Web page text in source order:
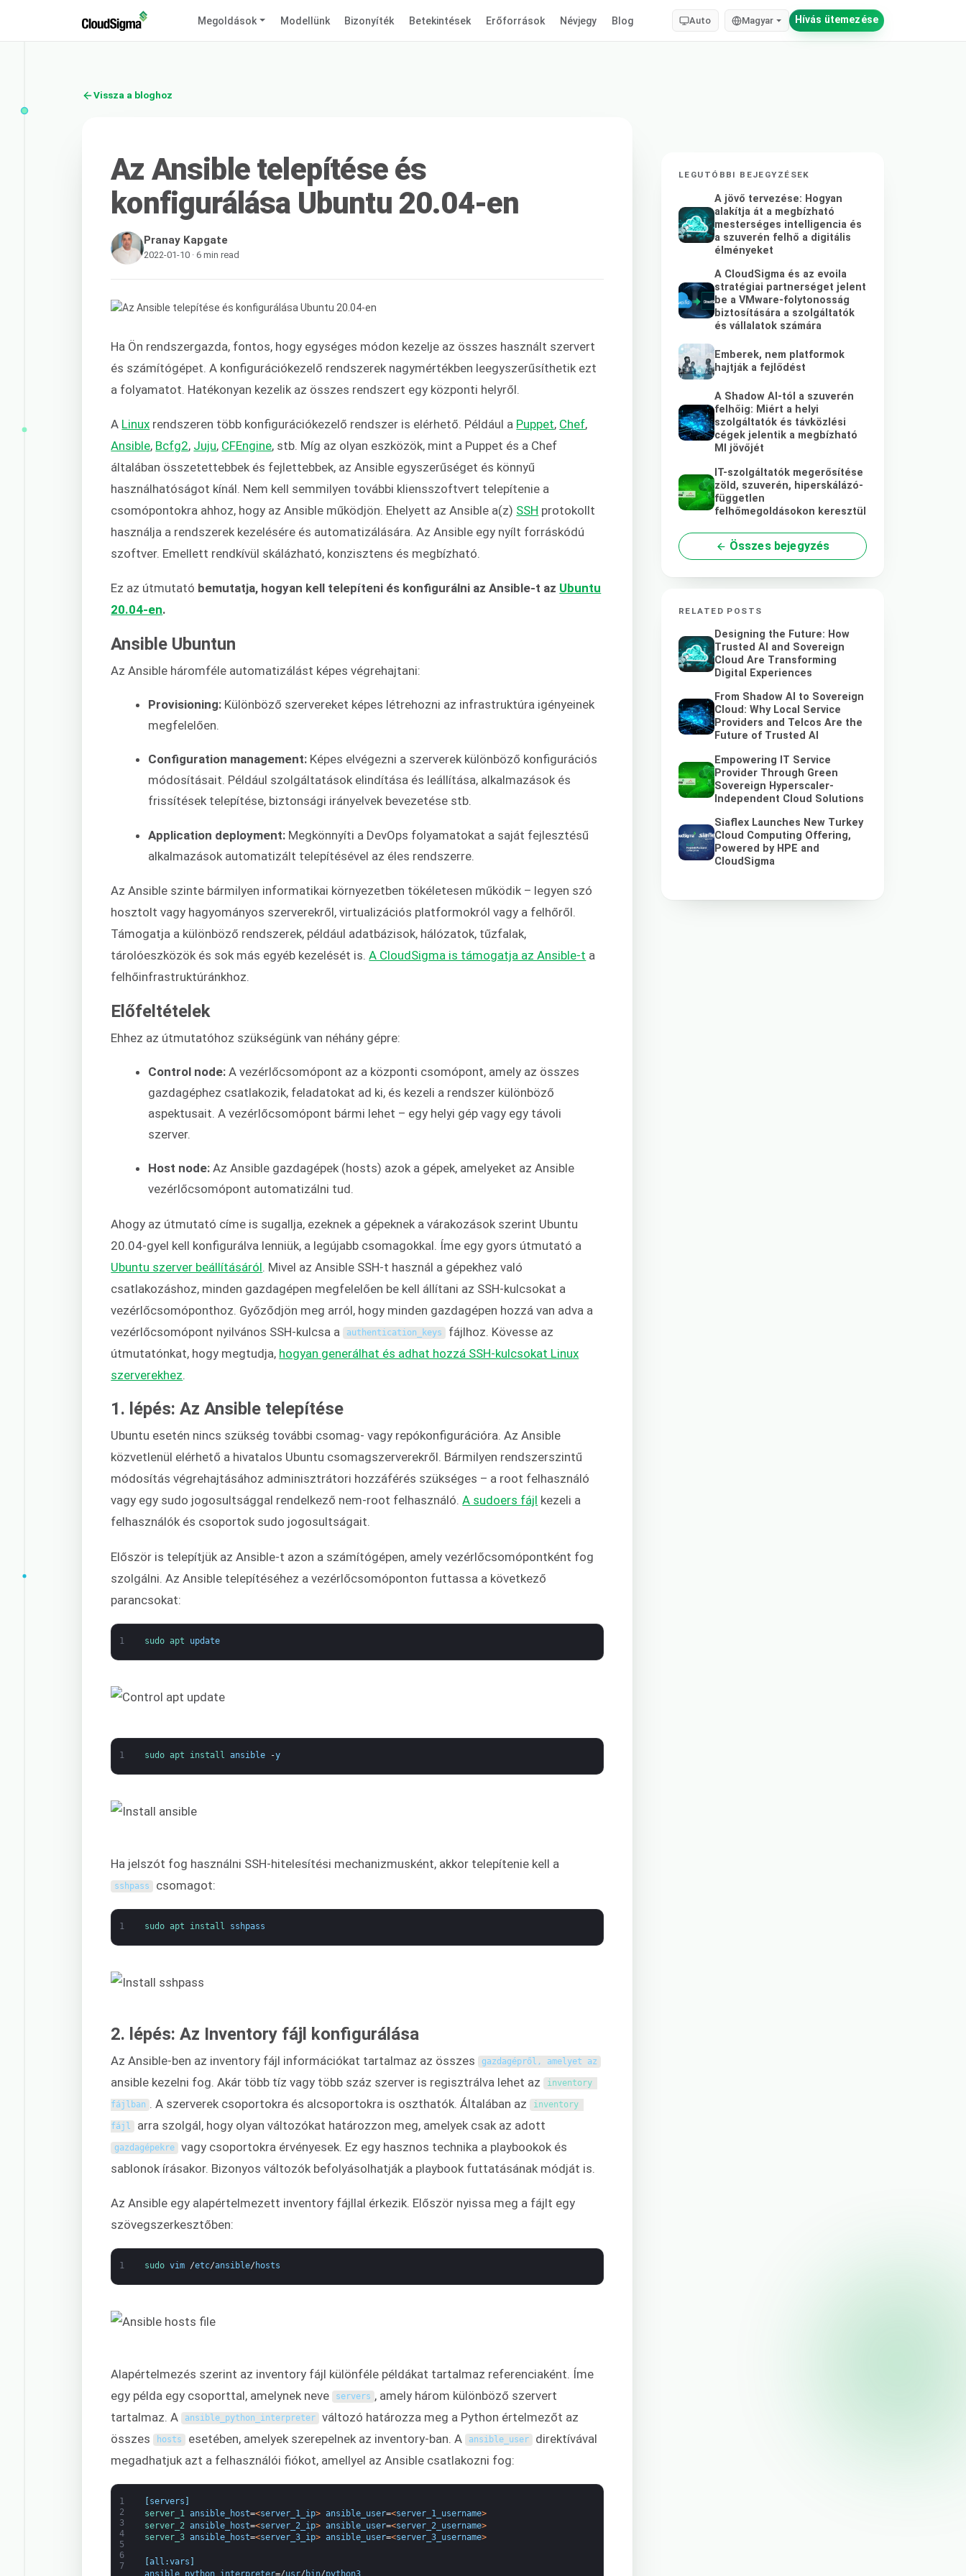
Megoldások Modellünk Bizonyíték Betekintések Erőforrások Névjegy Blog Auto Magyar Hívás ütemezése
Vissza a bloghoz
Az Ansible telepítése és
konfigurálása Ubuntu 20.04-en
Pranay Kapgate
2022-01-10 · 6 min read
Ha Ön rendszergazda, fontos, hogy egységes módon kezelje az összes használt szervert
és számítógépet. A konfigurációkezelő rendszerek nagymértékben leegyszerűsíthetik ezt
a folyamatot. Hatékonyan kezelik az összes rendszert egy központi helyről.
A Linux rendszeren több konfigurációkezelő rendszer is elérhető. Például a Puppet, Chef,
Ansible, Bcfg2, Juju, CFEngine, stb. Míg az olyan eszközök, mint a Puppet és a Chef
általában összetettebbek és fejlettebbek, az Ansible egyszerűséget és könnyű
használhatóságot kínál. Nem kell semmilyen további kliensszoftvert telepítenie a
csomópontokra ahhoz, hogy az Ansible működjön. Ehelyett az Ansible a(z) SSH protokollt
használja a rendszerek kezelésére és automatizálására. Az Ansible egy nyílt forráskódú
szoftver. Emellett rendkívül skálázható, konzisztens és megbízható.
Ez az útmutató bemutatja, hogyan kell telepíteni és konfigurálni az Ansible-t az Ubuntu
20.04-en.
Ansible Ubuntun
Az Ansible háromféle automatizálást képes végrehajtani:
Provisioning: Különböző szervereket képes létrehozni az infrastruktúra igényeinek
megfelelően.
Configuration management: Képes elvégezni a szerverek különböző konfigurációs
módosításait. Például szolgáltatások elindítása és leállítása, alkalmazások és
frissítések telepítése, biztonsági irányelvek bevezetése stb.
Application deployment: Megkönnyíti a DevOps folyamatokat a saját fejlesztésű
alkalmazások automatizált telepítésével az éles rendszerre.
Az Ansible szinte bármilyen informatikai környezetben tökéletesen működik – legyen szó
hosztolt vagy hagyományos szerverekről, virtualizációs platformokról vagy a felhőről.
Támogatja a különböző rendszerek, például adatbázisok, hálózatok, tűzfalak,
tárolóeszközök és sok más egyéb kezelését is.A CloudSigma is támogatja az Ansible-t a
felhőinfrastruktúránkhoz.
Előfeltételek
Ehhez az útmutatóhoz szükségünk van néhány gépre:
Control node: A vezérlőcsomópont az a központi csomópont, amely az összes
gazdagéphez csatlakozik, feladatokat ad ki, és kezeli a rendszer különböző
aspektusait. A vezérlőcsomópont bármi lehet – egy helyi gép vagy egy távoli
szerver.
Host node: Az Ansible gazdagépek (hosts) azok a gépek, amelyeket az Ansible
vezérlőcsomópont automatizálni tud.
Ahogy az útmutató címe is sugallja, ezeknek a gépeknek a várakozások szerint Ubuntu
20.04-gyel kell konfigurálva lenniük, a legújabb csomagokkal. Íme egy gyors útmutató a
Ubuntu szerver beállításáról . Mivel az Ansible SSH-t használ a gépekhez való
csatlakozáshoz, minden gazdagépen megfelelően be kell állítani az SSH-kulcsokat a
vezérlőcsomóponthoz. Győződjön meg arról, hogy minden gazdagépen hozzá van adva a
vezérlőcsomópont nyilvános SSH-kulcsa a authentication_keys fájlhoz. Kövesse az
útmutatónkat, hogy megtudja, hogyan generálhat és adhat hozzá SSH-kulcsokat Linux
szerverekhez
1. lépés: Az Ansible telepítése
Ubuntu esetén nincs szükség további csomag- vagy repókonfigurációra. Az Ansible
közvetlenül elérhető a hivatalos Ubuntu csomagszerverekről. Bármilyen rendszerszintű
módosítás végrehajtásához adminisztrátori hozzáférés szükséges – a root felhasználó
vagy egy sudo jogosultsággal rendelkező nem-root felhasználó.A sudoers fájl kezeli a
felhasználók és csoportok sudo jogosultságait.
Először is telepítjük az Ansible-t azon a számítógépen, amely vezérlőcsomópontként fog
szolgálni. Az Ansible telepítéséhez a vezérlőcsomóponton futtassa a következő
parancsokat:
1 sudo apt update
1 sudo apt install ansible -y
Ha jelszót fog használni SSH-hitelesítési mechanizmusként, akkor telepítenie kell a
sshpass csomagot:
1 sudo apt install sshpass
2. lépés: Az Inventory fájl konfigurálása
Az Ansible-ben az inventory fájl információkat tartalmaz az összes gazdagépről, amelyet az
ansible kezelni fog. Akár több tíz vagy több száz szerver is regisztrálva lehet az
fájlban . A szerverek csoportokra és alcsoportokra is oszthatók. Általában az inventory
fájl arra szolgál, hogy olyan változókat határozzon meg, amelyek csak az adott
gazdagépekre vagy csoportokra érvényesek. Ez egy hasznos technika a playbookok és
sablonok írásakor. Bizonyos változók befolyásolhatják a playbook futtatásának módját is.
Az Ansible egy alapértelmezett inventory fájllal érkezik. Először nyissa meg a fájlt egy
szövegszerkesztőben:
1 sudo vim /etc/ansible/ hosts
Alapértelmezés szerint az inventory fájl különféle példákat tartalmaz referenciaként. Íme
egy példa egy csoporttal, amelynek neve servers , amely három különböző szervert
tartalmaz. A ansible_python_interpreter változó határozza meg a Python értelmezőt az
összes hosts esetében, amelyek szerepelnek az inventory-ban. A ansible_user direktívával
megadhatjuk azt a felhasználói fiókot, amellyel az Ansible csatlakozni fog:
1
2
3
4
5
6
7
servers
server_1 ansible_host=<server_1_ip> ansible_user=<server_1_username>
server_2 ansible_host=<server_2_ip> ansible_user=<server_2_username>
server_3 ansible_host=<server_3_ip> ansible_user=<server_3_username>
all :vars
ansible_python_interpreter=/usr/ bin/python3
LEGUTÓBBI BEJEGYZÉSEK
A jövő tervezése: Hogyan
alakítja át a megbízható
mesterséges intelligencia és
a szuverén felhő a digitális
élményeket
A CloudSigma és az evoila
stratégiai partnerséget jelent
be a VMware-folytonosság
biztosítására a szolgáltatók
és vállalatok számára
Emberek, nem platformok
hajtják a fejlődést
A Shadow AI-tól a szuverén
felhőig: Miért a helyi
szolgáltatók és távközlési
cégek jelentik a megbízható
MI jövőjét
IT-szolgáltatók megerősítése
zöld, szuverén, hiperskálázó-
független
felhőmegoldásokon keresztül
Összes bejegyzés
RELATED POSTS
Designing the Future: How
Trusted AI and Sovereign
Cloud Are Transforming
Digital Experiences
From Shadow AI to Sovereign
Cloud: Why Local Service
Providers and Telcos Are the
Future of Trusted AI
Empowering IT Service
Provider Through Green
Sovereign Hyperscaler-
Independent Cloud Solutions
Siaflex Launches New Turkey
Cloud Computing Offering,
Powered by HPE and
CloudSigma